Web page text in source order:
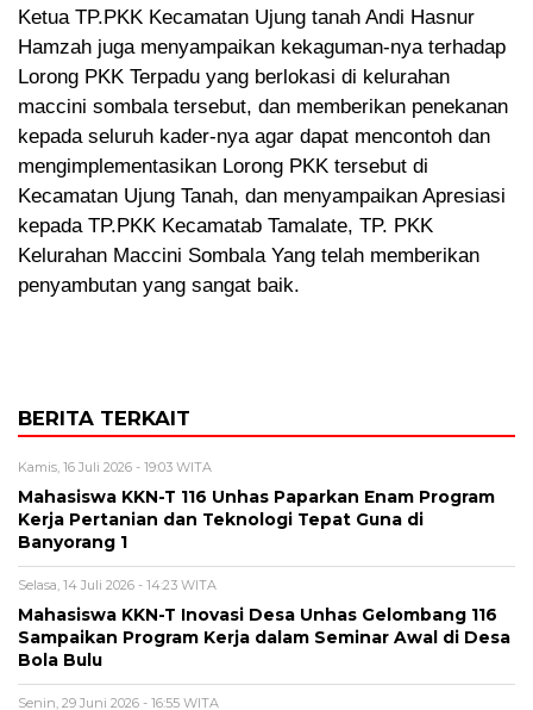
Ketua TP.PKK Kecamatan Ujung tanah Andi Hasnur
Hamzah juga menyampaikan kekaguman-nya terhadap
Lorong PKK Terpadu yang berlokasi di kelurahan
maccini sombala tersebut, dan memberikan penekanan
kepada seluruh kader-nya agar dapat mencontoh dan
mengimplementasikan Lorong PKK tersebut di
Kecamatan Ujung Tanah, dan menyampaikan Apresiasi
kepada TP.PKK Kecamatab Tamalate, TP. PKK
Kelurahan Maccini Sombala Yang telah memberikan
penyambutan yang sangat baik.
BERITA TERKAIT
Kamis, 16 Juli 2026 - 19:03 WITA
Mahasiswa KKN-T 116 Unhas Paparkan Enam Program
Kerja Pertanian dan Teknologi Tepat Guna di
Banyorang 1
Selasa, 14 Juli 2026 - 14:23 WITA
Mahasiswa KKN-T Inovasi Desa Unhas Gelombang 116
Sampaikan Program Kerja dalam Seminar Awal di Desa
Bola Bulu
Senin, 29 Juni 2026 - 16:55 WITA